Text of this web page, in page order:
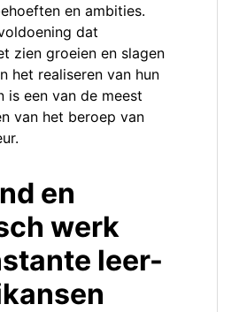
en ambities.
dat
zien groeien en slagen
het realiseren van hun
is een van de meest
van het beroep van
en
werk
leer-